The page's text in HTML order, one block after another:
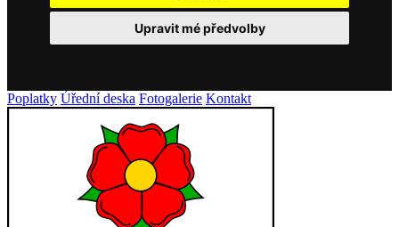
Upravit mé předvolby
Poplatky Úřední deska Fotogalerie Kontakt